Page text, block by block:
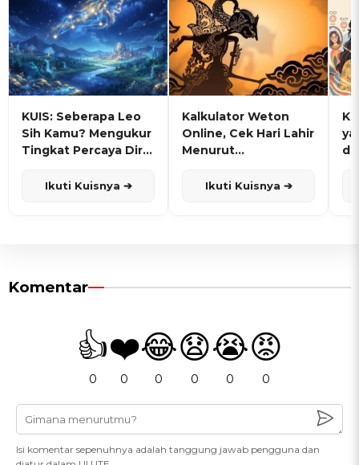
KUIS: Seberapa Leo
Sih Kamu? Mengukur
Tingkat Percaya Diri
Ikuti Kuisnya ➔
Kalkulator Weton
Online, Cek Hari Lahir
Menurut
Ikuti Kuisnya ➔
Komentar
👍
0
❤️
0
😂
0
😧
0
😭
0
😡
0
Isi komentar sepenuhnya adalah tanggung jawab pengguna dan